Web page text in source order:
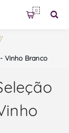
0
/
Vinho Branco